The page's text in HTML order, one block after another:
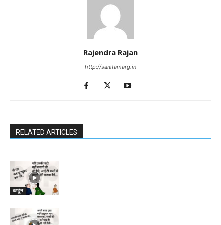
Rajendra Rajan
http://samtamarg.in
RELATED ARTICLES
कार्टून